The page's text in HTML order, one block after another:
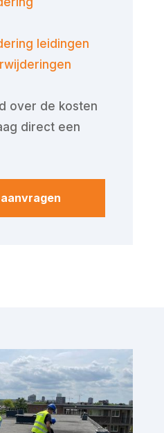
leidingen
over de kosten
direct een